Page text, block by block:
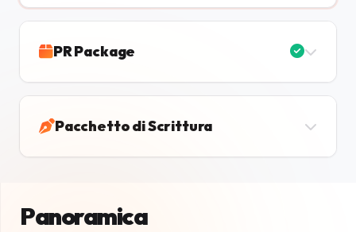
PR Package
Pacchetto di Scrittura
Panoramica